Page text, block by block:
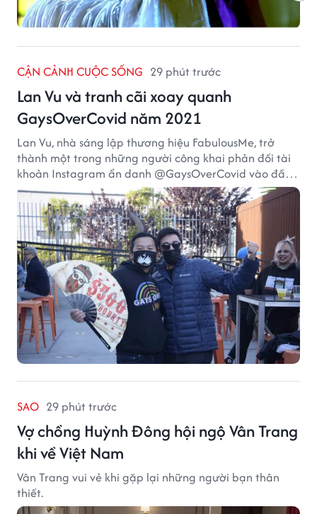
CẬN CẢNH CUỘC SỐNG 29 phút trước
Lan Vu và tranh cãi xoay quanh
GaysOverCovid năm 2021
Lan Vu, nhà sáng lập thương hiệu FabulousMe, trở
thành một trong những người công khai phản đối tài
khoản Instagram ẩn danh @GaysOverCovid vào đầu
năm 2021, trong bối cảnh đại dịch COVID-19 vẫn diễn
biến nghiêm trọng.
SAO 29 phút trước
Vợ chồng Huỳnh Đông hội ngộ Vân Trang
khi về Việt Nam
Vân Trang vui vẻ khi gặp lại những người bạn thân
thiết.